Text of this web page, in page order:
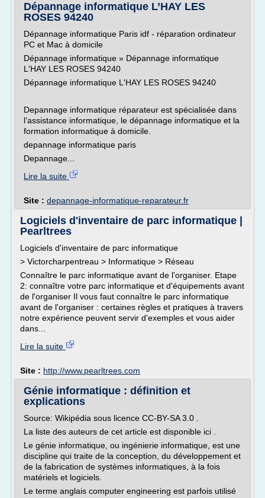
Dépannage informatique L’HAY LES
ROSES 94240
Dépannage informatique Paris idf - réparation ordinateur
PC et Mac à domicile
Dépannage informatique » Dépannage informatique
L'HAY LES ROSES 94240
Dépannage informatique L'HAY LES ROSES 94240
Depannage informatique réparateur est spécialisée dans
l'assistance informatique, le dépannage informatique et la
formation informatique à domicile.
depannage informatique paris
Depannage...
Lire la suite
Site : depannage-informatique-reparateur.fr
Logiciels d'inventaire de parc informatique |
Pearltrees
Logiciels d'inventaire de parc informatique
> Victorcharpentreau > Informatique > Réseau
Connaître le parc informatique avant de l'organiser. Etape
2: connaître votre parc informatique et d'équipements avant
de l'organiser Il vous faut connaître le parc informatique
avant de l'organiser : certaines règles et pratiques à travers
notre expérience peuvent servir d'exemples et vous aider
dans...
Lire la suite
Site : http://www.pearltrees.com
Génie informatique : définition et
explications
Source: Wikipédia sous licence CC-BY-SA 3.0 .
La liste des auteurs de cet article est disponible ici .
Le génie informatique, ou ingénierie informatique, est une
discipline qui traite de la conception, du développement et
de la fabrication de systèmes informatiques, à la fois
matériels et logiciels.
Le terme anglais computer engineering est parfois utilisé